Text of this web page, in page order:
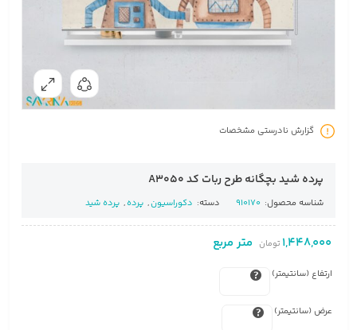
گزارش نادرستی مشخصات
پرده شید بچگانه طرح ربات کد A3050
شناسه محصول: 910170 دسته: دکوراسیون, پرده, پرده شید
1,448,000 تومان متر مربع
ارتفاع (سانتیمتر)
عرض (سانتیمتر)